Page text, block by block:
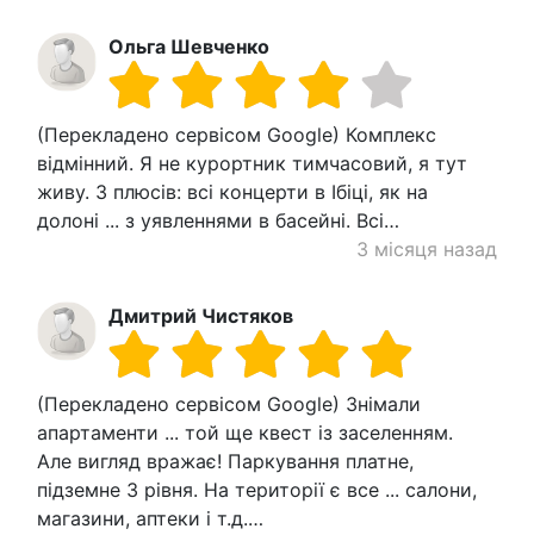
Ольга Шевченко
(Перекладено сервісом Google) Комплекс
відмінний. Я не курортник тимчасовий, я тут
живу. З плюсів: всі концерти в Ібіці, як на
долоні ... з уявленнями в басейні. Всі…
3 місяця назад
Дмитрий Чистяков
(Перекладено сервісом Google) Знімали
апартаменти ... той ще квест із заселенням.
Але вигляд вражає! Паркування платне,
підземне 3 рівня. На території є все ... салони,
магазини, аптеки і т.д.…